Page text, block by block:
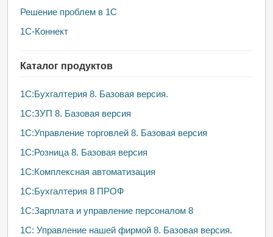
Решение проблем в 1С
1С-Коннект
Каталог продуктов
1C:Бухгалтерия 8. Базовая версия.
1С:ЗУП 8. Базовая версия
1С:Управление торговлей 8. Базовая версия
1C:Розница 8. Базовая версия
1С:Комплексная автоматизация
1С:Бухгалтерия 8 ПРОФ
1С:Зарплата и управление персоналом 8
1С: Управление нашей фирмой 8. Базовая версия.